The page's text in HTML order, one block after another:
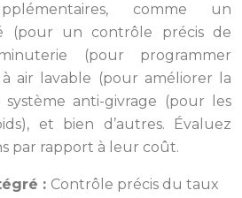
comme un
(pour un contrôle précis de
(pour programmer
à air lavable (pour améliorer la
anti-givrage (pour les
et bien d’autres. Évaluez
par rapport à leur coût.
: Contrôle précis du taux